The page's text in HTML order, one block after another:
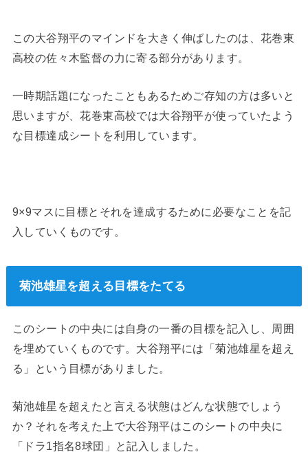
この大谷翔平のマインドを大きく伸ばしたのは、花巻東
高校の佐々木監督の力に寄る部分があります。
一時期話題になったこともあるためご存知の方は多いと
思いますが、花巻東高校では大谷翔平が使っていたよう
な目標達成シートを利用しています。
9×9マスに目標とそれを達成するために必要なことを記
入していくものです。
菊池雄星を超える目標をたてる
このシートの中央には自身の一番の目標を記入し、周囲
を埋めていくものです。大谷翔平には「菊池雄星を超え
る」という目標がありました。
菊池雄星を超えたと言える状態はどんな状態でしょう
か？それを考えた上で大谷翔平はこのシートの中央に
「ドラ1指名8球団」と記入しました。